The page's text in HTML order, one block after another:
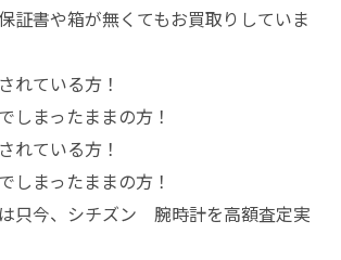
証書や箱が無くてもお買取りしていま
れている方！
しまったままの方！
れている方！
しまったままの方！
只今、シチズン 腕時計を高額査定実